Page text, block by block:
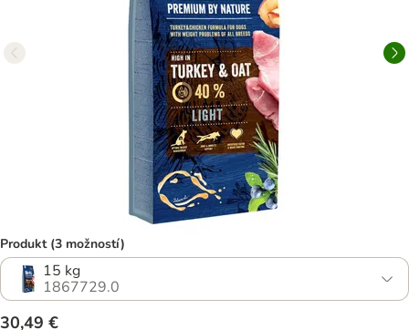
Produkt (3 možností)
15 kg
1867729.0
30,49 €